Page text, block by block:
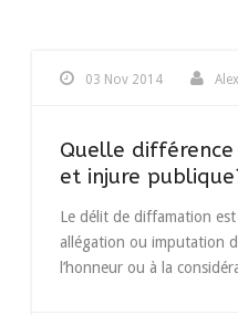
03 Nov 2014
Quelle
et injure
Le délit de diffamation
allégation ou imputation
l’honneur ou à la